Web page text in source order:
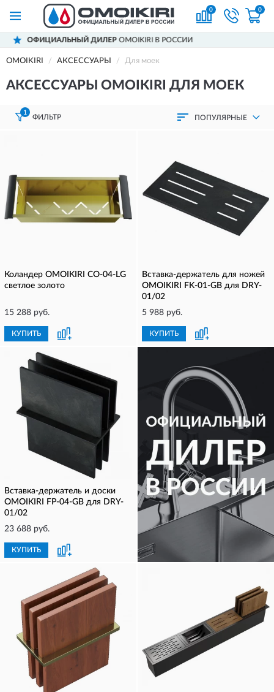
0 0
OMOIKIRI В РОССИИ
OMOIKIRI АКСЕССУАРЫ Для моек
АКСЕССУАРЫ OMOIKIRI ДЛЯ МОЕК
1
ФИЛЬТР ПОПУЛЯРНЫЕ
Коландер OMOIKIRI CO-04-LG
светлое золото
15 288 руб.
КУПИТЬ
Вставка-держатель для ножей
OMOIKIRI FK-01-GB для DRY-
01/02
5 988 руб.
КУПИТЬ
Вставка-держатель и доски
OMOIKIRI FP-04-GB для DRY-
01/02
23 688 руб.
КУПИТЬ КУПИТЬ